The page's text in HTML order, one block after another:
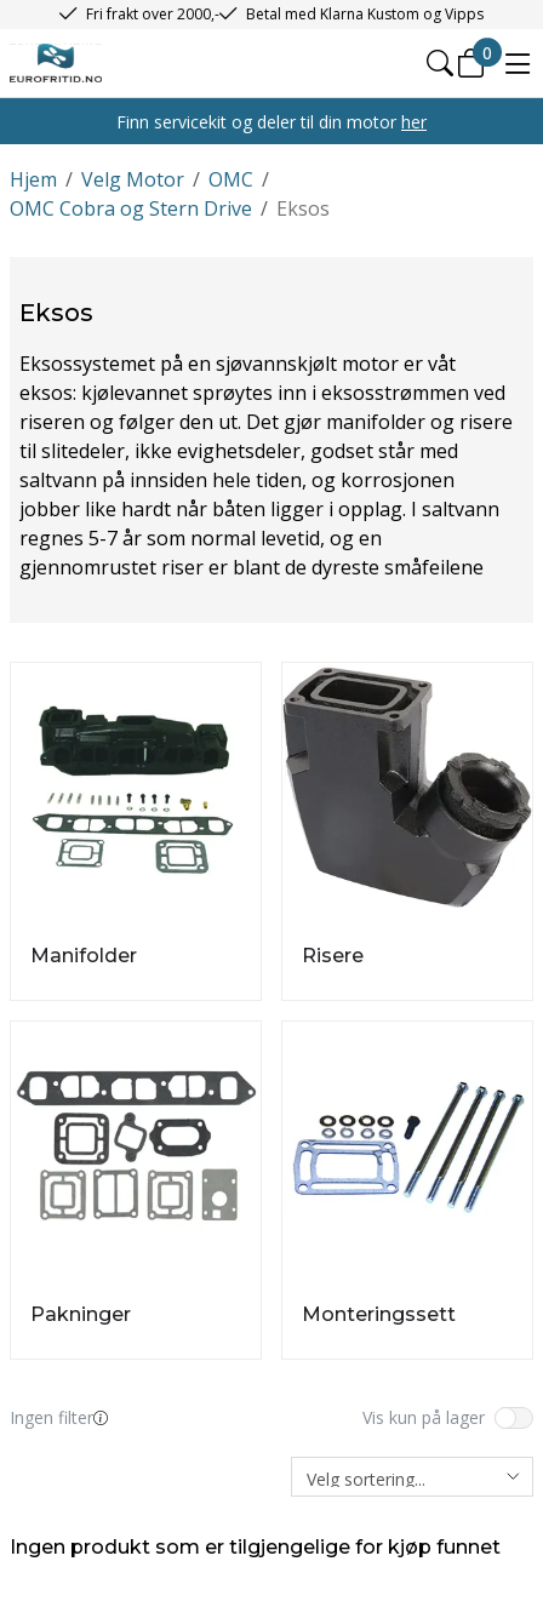
Fri frakt over 2000,- Betal med Klarna Kustom og Vipps
0
Finn servicekit og deler til din motor her
/
Hjem /
Velg Motor /
OMC
/
OMC Cobra og Stern Drive Eksos
Eksos
Eksossystemet på en sjøvannskjølt motor er våt
eksos: kjølevannet sprøytes inn i eksosstrømmen ved
riseren og følger den ut. Det gjør manifolder og risere
til slitedeler, ikke evighetsdeler, godset står med
saltvann på innsiden hele tiden, og korrosjonen
jobber like hardt når båten ligger i opplag. I saltvann
regnes 5-7 år som normal levetid, og en
gjennomrustet riser er blant de dyreste småfeilene
Manifolder Risere
Pakninger Monteringssett
Ingen filter Vis kun på lager
Ingen produkt som er tilgjengelige for kjøp funnet